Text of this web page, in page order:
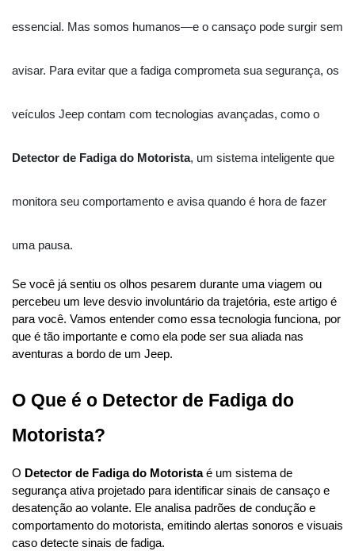
essencial. Mas somos humanos—e o cansaço pode surgir sem
avisar. Para evitar que a fadiga comprometa sua segurança, os
veículos Jeep contam com tecnologias avançadas, como o
Detector de Fadiga do Motorista, um sistema inteligente que
monitora seu comportamento e avisa quando é hora de fazer
uma pausa.
Se você já sentiu os olhos pesarem durante uma viagem ou
percebeu um leve desvio involuntário da trajetória, este artigo é
para você. Vamos entender como essa tecnologia funciona, por
que é tão importante e como ela pode ser sua aliada nas
aventuras a bordo de um Jeep.
O Que é o Detector de Fadiga do
Motorista?
O Detector de Fadiga do Motorista é um sistema de
segurança ativa projetado para identificar sinais de cansaço e
desatenção ao volante. Ele analisa padrões de condução e
comportamento do motorista, emitindo alertas sonoros e visuais
caso detecte sinais de fadiga.